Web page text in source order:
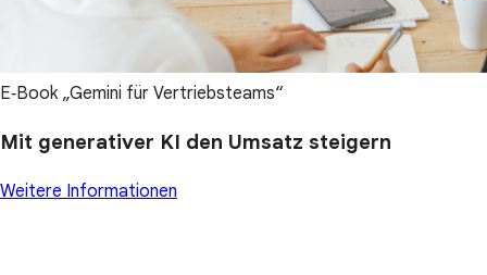
E‑Book „Gemini für Vertriebsteams“
Mit generativer KI den Umsatz steigern
Weitere Informationen